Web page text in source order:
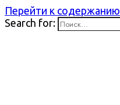
Перейти к содержанию
Search for: